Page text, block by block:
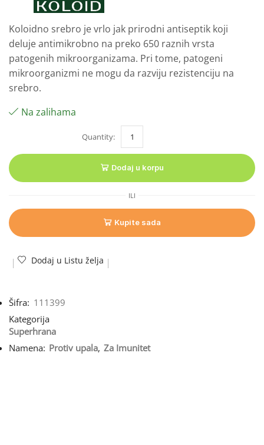
Koloidno srebro je vrlo jak prirodni antiseptik koji
deluje antimikrobno na preko 650 raznih vrsta
patogenih mikroorganizama. Pri tome, patogeni
mikroorganizmi ne mogu da razviju rezistenciju na
srebro.
Na zalihama
Dodaj u korpu
ILI
Kupite sada
Dodaj u Listu želja
Šifra: 111399
Kategorija
Superhrana
Namena: Protiv upala, Za Imunitet